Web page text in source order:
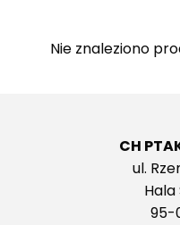
Nie znaleziono
CH
ul.
95-